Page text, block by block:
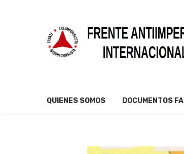
QUIENES SOMOS DOCUMENTOS FAI